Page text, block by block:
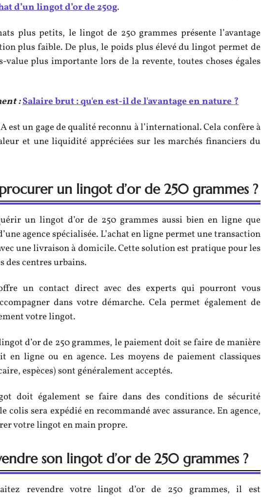
d’un lingot d’or de 250g.
plus petits, le lingot de 250 grammes présente l’avantage
plus faible. De plus, le poids plus élevé du lingot permet de
value plus importante lors de la revente, toutes choses égales
:Salaire brut : qu'en est-il de l'avantage en nature ?
est un gage de qualité reconnu à l’international. Cela confère à
et une liquidité appréciées sur les marchés financiers du
un lingot d’or de 250 grammes ?
un lingot d’or de 250 grammes aussi bien en ligne que
agence spécialisée. L’achat en ligne permet une transaction
une livraison à domicile. Cette solution est pratique pour les
des centres urbains.
offre un contact direct avec des experts qui pourront vous
dans votre démarche. Cela permet également de
votre lingot.
d’or de 250 grammes, le paiement doit se faire de manière
en ligne ou en agence. Les moyens de paiement classiques
espèces) sont généralement acceptés.
doit également se faire dans des conditions de sécurité
colis sera expédié en recommandé avec assurance. En agence,
votre lingot en main propre.
son lingot d’or de 250 grammes ?
revendre votre lingot d’or de 250 grammes, il est